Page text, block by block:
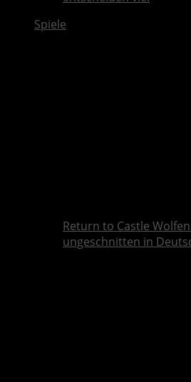
Spiele
Return to Castle
ungeschnitten in